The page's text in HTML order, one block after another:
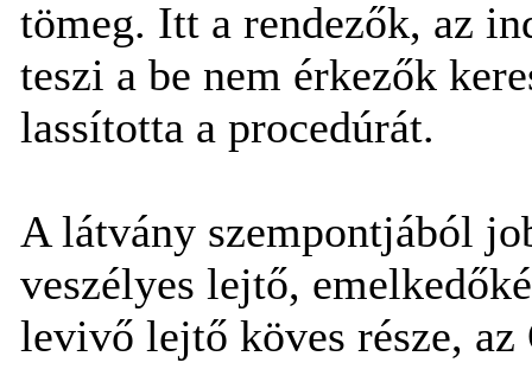
tömeg. Itt a rendezők, az
teszi a be nem érkezők
lassította a procedúrát.
A látvány szempontjából
veszélyes lejtő,
levivő lejtő köves része,